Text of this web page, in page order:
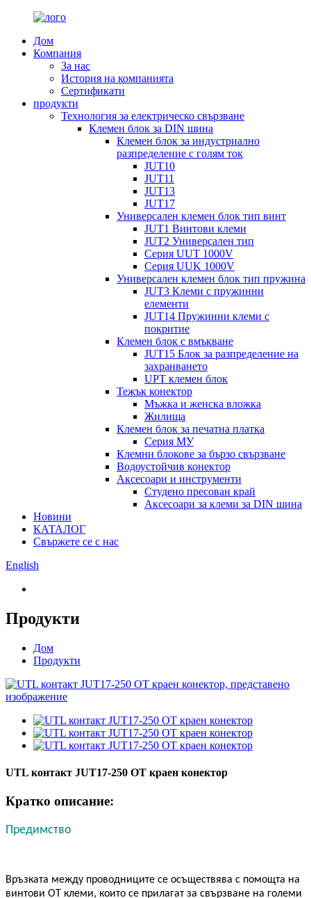
Дом
Компания
За нас
История на компанията
Сертификати
продукти
Технология за електрическо свързване
Клемен блок за DIN шина
Клемен блок за индустриално
разпределение с голям ток
JUT10
JUT11
JUT13
JUT17
Универсален клемен блок тип винт
JUT1 Винтови клеми
JUT2 Универсален тип
Серия UUT 1000V
Серия UUK 1000V
Универсален клемен блок тип пружина
JUT3 Клеми с пружинни
елементи
JUT14 Пружинни клеми с
покритие
Клемен блок с вмъкване
JUT15 Блок за разпределение на
захранването
UPT клемен блок
Тежък конектор
Мъжка и женска вложка
Жилища
Клемен блок за печатна платка
Серия МУ
Клемни блокове за бързо свързване
Водоустойчив конектор
Аксесоари и инструменти
Студено пресован край
Аксесоари за клеми за DIN шина
Новини
КАТАЛОГ
Свържете се с нас
English
Продукти
Дом
Продукти
UTL контакт JUT17-250 OT краен конектор
Кратко описание:
Предимство
Връзката между проводниците се осъществява с помощта на
винтови OT клеми, които се прилагат за свързване на големи